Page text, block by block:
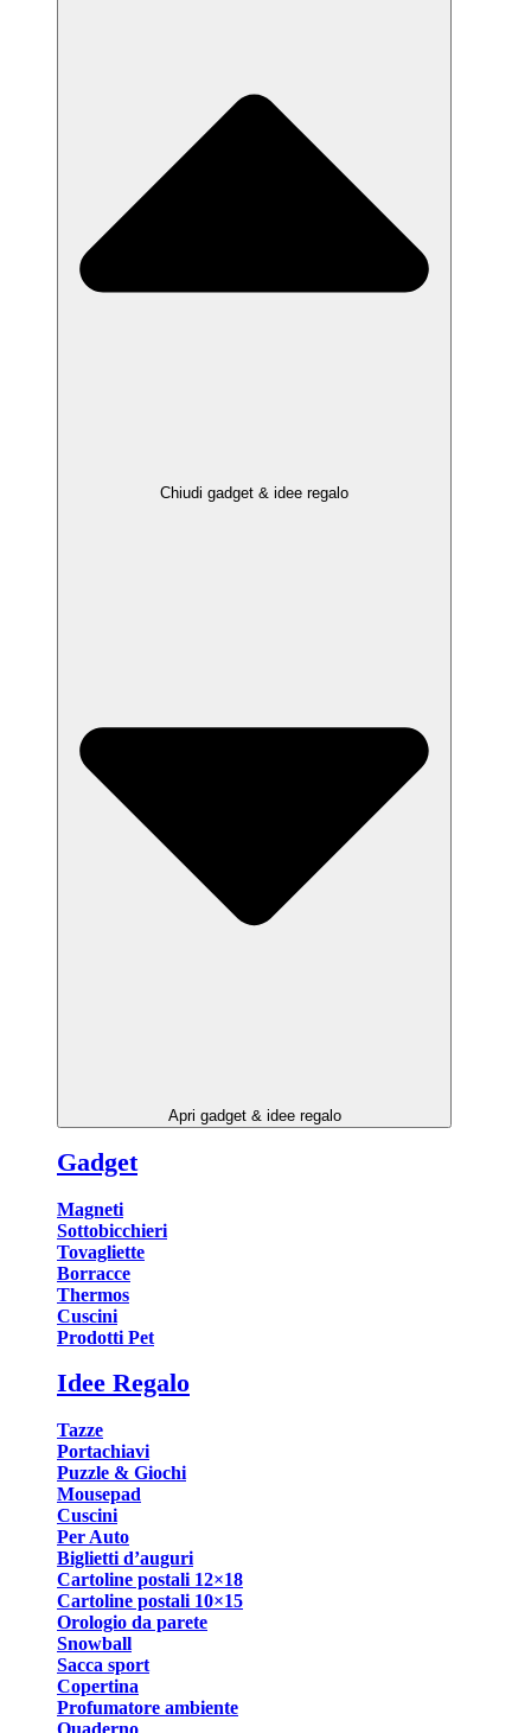
Chiudi gadget & idee regalo
Apri gadget & idee regalo
Gadget
Magneti
Sottobicchieri
Tovagliette
Borracce
Thermos
Cuscini
Prodotti Pet
Idee Regalo
Tazze
Portachiavi
Puzzle & Giochi
Mousepad
Cuscini
Per Auto
Biglietti d’auguri
Cartoline postali 12×18
Cartoline postali 10×15
Orologio da parete
Snowball
Sacca sport
Copertina
Profumatore ambiente
Quaderno